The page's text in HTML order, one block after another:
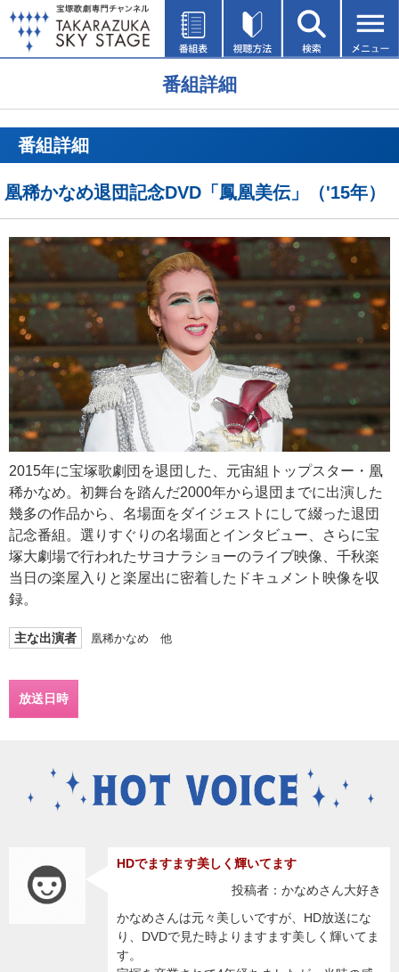
番組詳細
番組詳細
凰稀かなめ退団記念DVD「鳳凰美伝」（'15年）
2015年に宝塚歌劇団を退団した、元宙組トップスター・凰
稀かなめ。初舞台を踏んだ2000年から退団までに出演した
幾多の作品から、名場面をダイジェストにして綴った退団
記念番組。選りすぐりの名場面とインタビュー、さらに宝
塚大劇場で行われたサヨナラショーのライブ映像、千秋楽
当日の楽屋入りと楽屋出に密着したドキュメント映像を収
録。
主な出演者 凰稀かなめ 他
放送日時
HDでますます美しく輝いてます
投稿者：かなめさん大好き
かなめさんは元々美しいですが、HD放送にな
り、DVDで見た時よりますます美しく輝いてま
す。